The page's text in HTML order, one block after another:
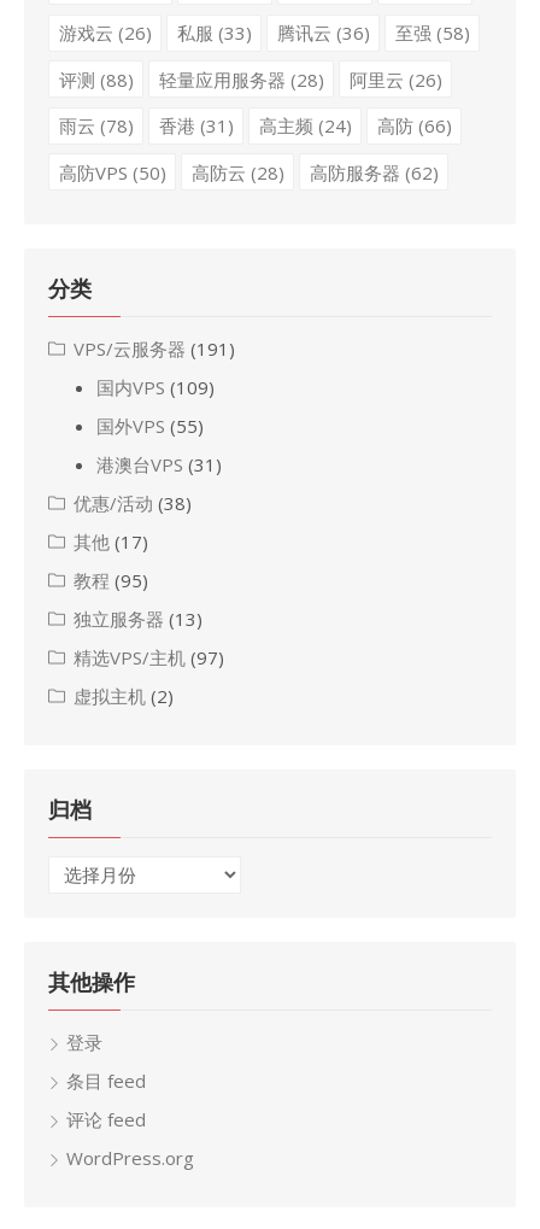
游戏云 (26) 私服 (33) 腾讯云 (36) 至强 (58)
评测 (88) 轻量应用服务器 (28) 阿里云 (26)
雨云 (78) 香港 (31) 高主频 (24) 高防(66)
高防VPS (50) 高防云 (28) 高防服务器 (62)
分类
VPS/云服务器 (191)
国内VPS (109)
国外VPS (55)
港澳台VPS (31)
优惠/活动 (38)
其他 (17)
教程 (95)
独立服务器 (13)
精选VPS/主机 (97)
虚拟主机 (2)
归档
归
其他操作
登录
条目 feed
评论 feed
WordPress.org